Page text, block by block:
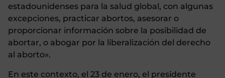
estadounidenses para la salud global, con algunas
excepciones, practicar abortos, asesorar o
proporcionar información sobre la posibilidad de
abortar, o abogar por la liberalización del derecho
al aborto».
En este contexto, el 23 de enero, el presidente